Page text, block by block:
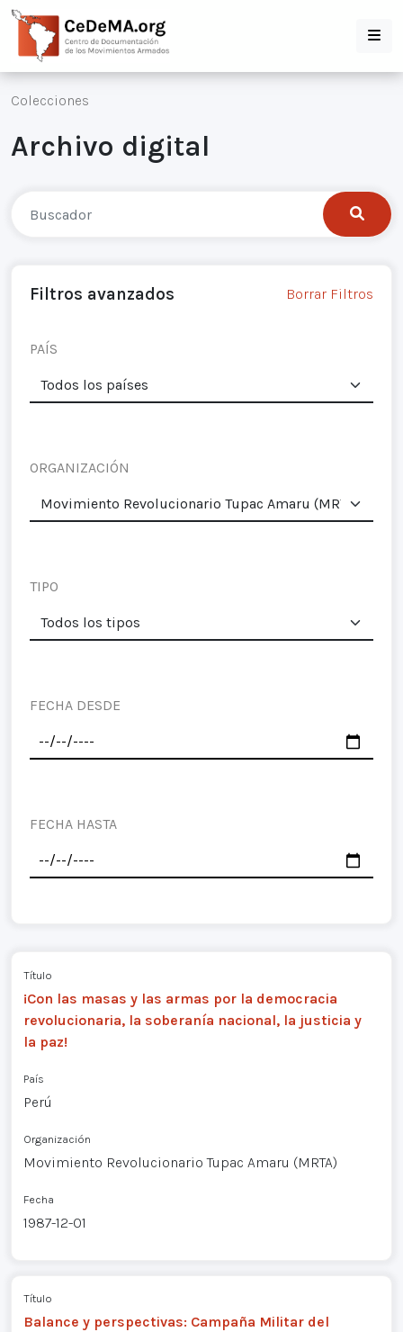
Colecciones
Archivo digital
Filtros avanzados Borrar Filtros
PAÍS
ORGANIZACIÓN
TIPO
FECHA DESDE
FECHA HASTA
Título
¡Con las masas y las armas por la democracia
revolucionaria, la soberanía nacional, la justicia y
la paz!
País
Perú
Organización
Movimiento Revolucionario Tupac Amaru (MRTA)
Fecha
1987-12-01
Título
Balance y perspectivas: Campaña Militar del